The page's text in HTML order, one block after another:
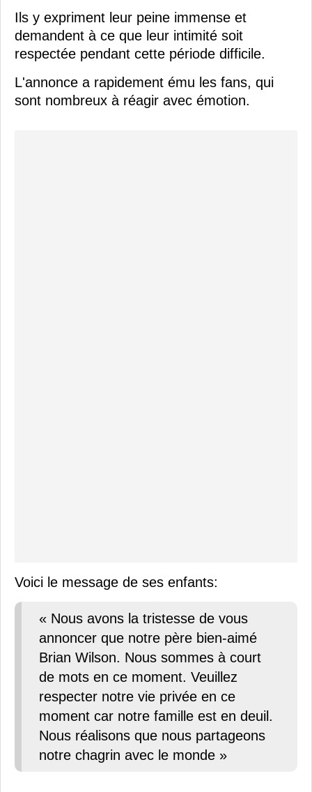
Ils y expriment leur peine immense et
demandent à ce que leur intimité soit
respectée pendant cette période difficile.
L'annonce a rapidement ému les fans, qui
sont nombreux à réagir avec émotion.
Voici le message de ses enfants:
« Nous avons la tristesse de vous
annoncer que notre père bien-aimé
Brian Wilson. Nous sommes à court
de mots en ce moment. Veuillez
respecter notre vie privée en ce
moment car notre famille est en deuil.
Nous réalisons que nous partageons
notre chagrin avec le monde »